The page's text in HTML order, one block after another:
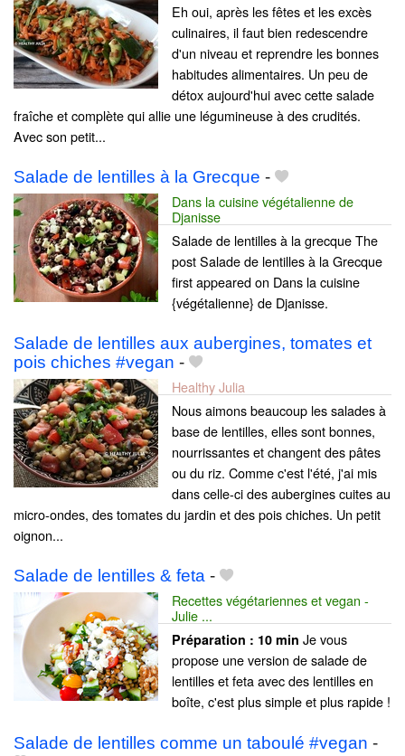
Eh oui, après les fêtes et les excès
culinaires, il faut bien redescendre
d'un niveau et reprendre les bonnes
habitudes alimentaires. Un peu de
détox aujourd'hui avec cette salade
fraîche et complète qui allie une légumineuse à des crudités.
Avec son petit...
Salade de lentilles à la Grecque -
Dans la cuisine végétalienne de
Djanisse
Salade de lentilles à la grecque The
post Salade de lentilles à la Grecque
first appeared on Dans la cuisine
{végétalienne} de Djanisse.
Salade de lentilles aux aubergines, tomates et
pois chiches #vegan -
Healthy Julia
Nous aimons beaucoup les salades à
base de lentilles, elles sont bonnes,
nourrissantes et changent des pâtes
ou du riz. Comme c'est l'été, j'ai mis
dans celle-ci des aubergines cuites au
micro-ondes, des tomates du jardin et des pois chiches. Un petit
oignon...
Salade de lentilles & feta -
Recettes végétariennes et vegan -
Julie ...
Préparation : 10 min Je vous
propose une version de salade de
lentilles et feta avec des lentilles en
boîte, c'est plus simple et plus rapide !
Salade de lentilles comme un taboulé #vegan -